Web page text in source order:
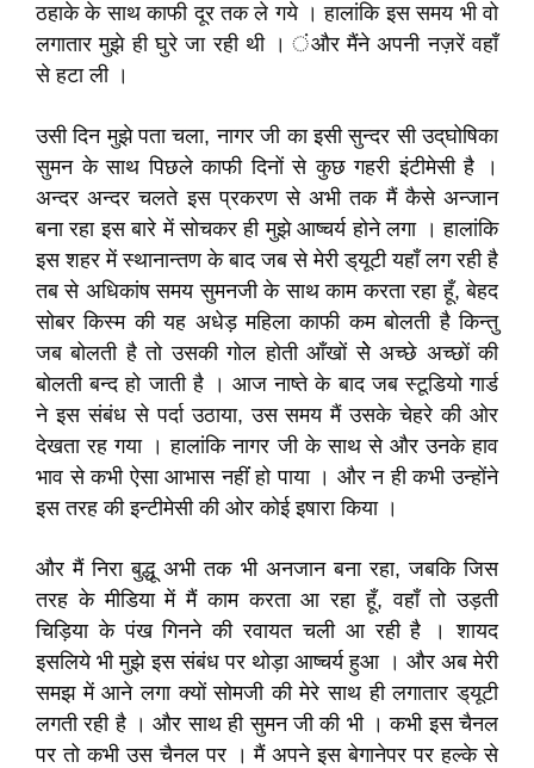
ठहाके के साथ काफी दूर तक ले गये । हालांकि इस समय भी वो
लगातार मुझे ही घुरे जा रही थी । ंऔर मैंने अपनी नज़रें वहाँ
से हटा ली ।
उसी दिन मुझे पता चला, नागर जी का इसी सुन्दर सी उद्‌घोषिका
सुमन के साथ पिछले काफी दिनों से कुछ गहरी इंटीमेसी है ।
अन्दर अन्दर चलते इस प्रकरण से अभी तक मैं कैसे अन्जान
बना रहा इस बारे में सोचकर ही मुझे आष्चर्य होने लगा । हालांकि
इस शहर में स्थानान्तण के बाद जब से मेरी ड्‌यूटी यहाँ लग रही है
तब से अधिकांष समय सुमनजी के साथ काम करता रहा हूँ, बेहद
सोबर किस्म की यह अधेड़ महिला काफी कम बोलती है किन्तु
जब बोलती है तो उसकी गोल होती आँखों सेे अच्छे अच्छों की
बोलती बन्द हो जाती है । आज नाष्ते के बाद जब स्टूडियो गार्ड
ने इस संबंध से पर्दा उठाया, उस समय मैं उसके चेहरे की ओर
देखता रह गया । हालांकि नागर जी के साथ से और उनके हाव
भाव से कभी ऐसा आभास नहींं हो पाया । और न ही कभी उन्होंने
इस तरह की इन्टीमेसी की ओर कोई इषारा किया ।
और मैं निरा बुद्धू अभी तक भी अनजान बना रहा, जबकि जिस
तरह के मीडिया में मैं काम करता आ रहा हूँ, वहाँ तो उड़ती
चिड़िया के पंख गिनने की रवायत चली आ रही है । शायद
इसलिये भी मुझे इस संबंध पर थोड़ा आष्चर्य हुआ । और अब मेरी
समझ में आने लगा क्यों सोमजी की मेरे साथ ही लगातार ड्‌यूटी
लगती रही है । और साथ ही सुमन जी की भी । कभी इस चैनल
पर तो कभी उस चैनल पर । मैं अपने इस बेगानेपर पर हल्के से